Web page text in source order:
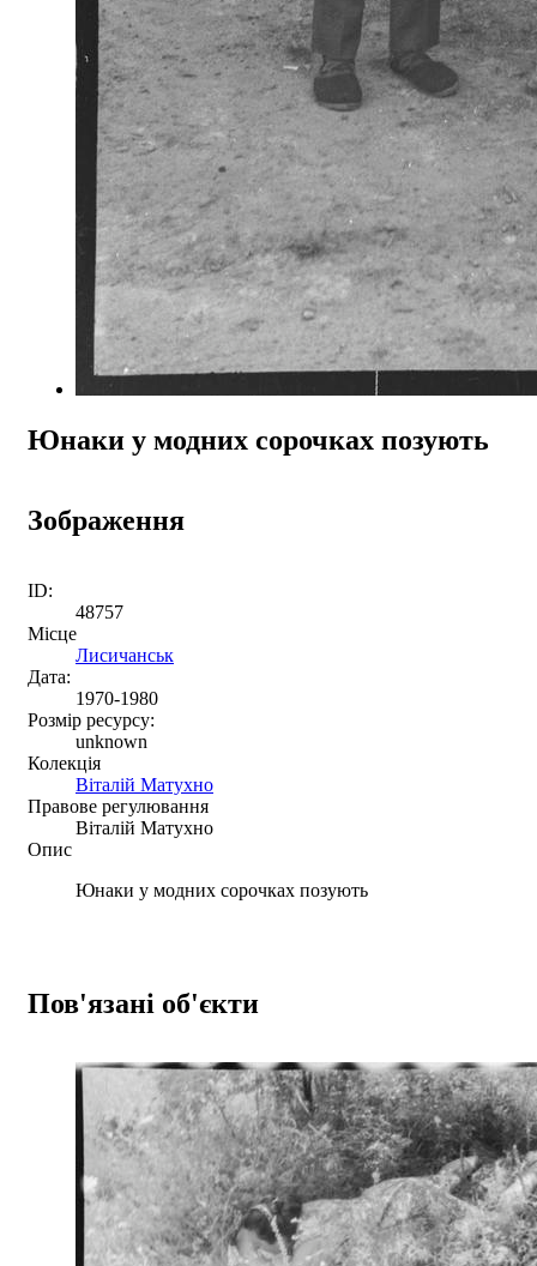
Юнаки у модних сорочках позують
Зображення
ID:
48757
Місце
Лисичанськ
Дата:
1970-1980
Розмір ресурсу:
unknown
Колекція
Віталій Матухно
Правове регулювання
Віталій Матухно
Опис
Юнаки у модних сорочках позують
Пов'язані об'єкти